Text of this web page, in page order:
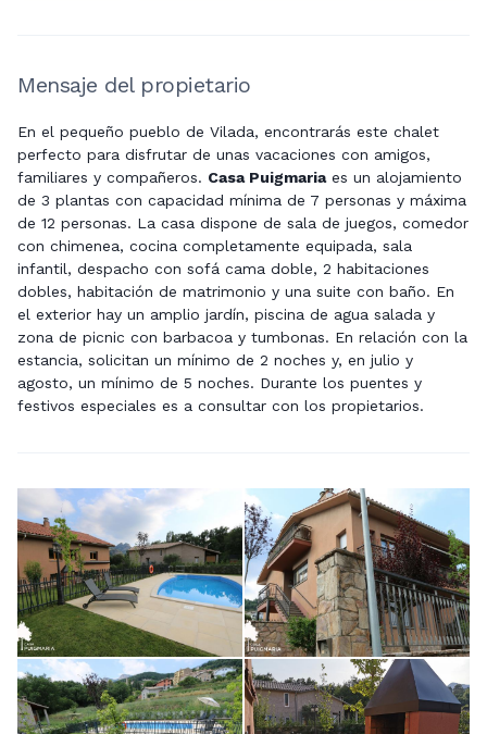
Mensaje del propietario
En el pequeño pueblo de Vilada, encontrarás este chalet
perfecto para disfrutar de unas vacaciones con amigos,
familiares y compañeros. Casa Puigmariaes un alojamiento
de 3 plantas con capacidad mínima de 7 personas y máxima
de 12 personas. La casa dispone de sala de juegos, comedor
con chimenea, cocina completamente equipada, sala
infantil, despacho con sofá cama doble, 2 habitaciones
dobles, habitación de matrimonio y una suite con baño. En
el exterior hay un amplio jardín, piscina de agua salada y
zona de picnic con barbacoa y tumbonas. En relación con la
estancia, solicitan un mínimo de 2 noches y, en julio y
agosto, un mínimo de 5 noches. Durante los puentes y
festivos especiales es a consultar con los propietarios.